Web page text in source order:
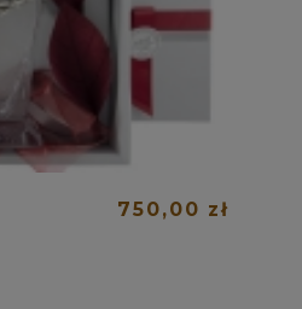
750,00 zł